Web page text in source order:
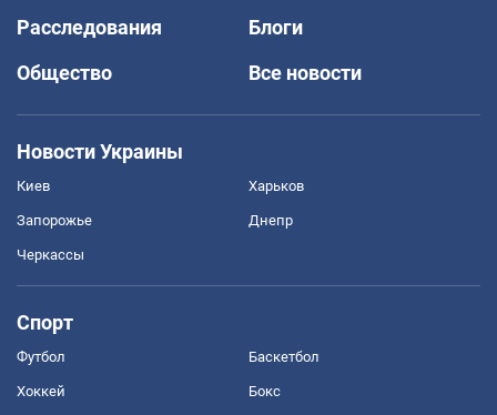
Расследования
Блоги
Общество
Все новости
Новости Украины
Киев Харьков
Запорожье Днепр
Черкассы
Спорт
Футбол Баскетбол
Хоккей Бокс